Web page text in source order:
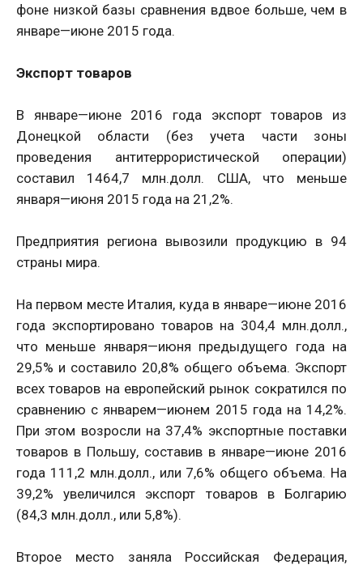
фоне низкой базы сравнения вдвое больше, чем в
январе—июне 2015 года.
Экспорт товаров
В январе—июне 2016 года экспорт товаров из
Донецкой области (без учета части зоны
проведения антитеррористической операции)
составил 1464,7 млн.долл. США, что меньше
января—июня 2015 года на 21,2%.
Предприятия региона вывозили продукцию в 94
страны мира.
На первом месте Италия, куда в январе—июне 2016
года экспортировано товаров на 304,4 млн.долл.,
что меньше января—июня предыдущего года на
29,5% и составило 20,8% общего объема. Экспорт
всех товаров на европейский рынок сократился по
сравнению с январем—июнем 2015 года на 14,2%.
При этом возросли на 37,4% экспортные поставки
товаров в Польшу, составив в январе—июне 2016
года 111,2 млн.долл., или 7,6% общего объема. На
39,2% увеличился экспорт товаров в Болгарию
(84,3 млн.долл., или 5,8%).
Второе место заняла Российская Федерация,